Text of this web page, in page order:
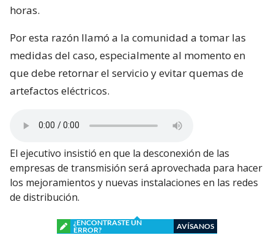
horas.
Por esta razón llamó a la comunidad a tomar las
medidas del caso, especialmente al momento en
que debe retornar el servicio y evitar quemas de
artefactos eléctricos.
El ejecutivo insistió en que la desconexión de las
empresas de transmisión será aprovechada para hacer
los mejoramientos y nuevas instalaciones en las redes
de distribución.
¿ENCONTRASTE UN
ERROR?
AVÍSANOS